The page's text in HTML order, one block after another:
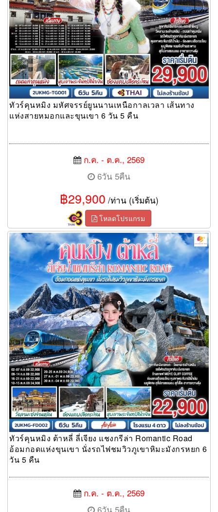
ทัวร์คุนหมิง มหัศจรรย์ยูนนานเหนือกาลเวลา เส้นทาง
แห่งสายหมอกและขุนเขา 6 วัน 5 คืน
ก.ค. - ต.ค., 2569
6วัน 5คืน
฿29,900 /ท่าน (เริ่มต้น)
โหลดโปรแกรม
ทัวร์คุนหมิง ต้าหลี่ ลี่เจียง แชงกรีล่า Romantic Road อ้อมกอดแห่ง
ขุนเขา นั่งรถไฟชมวิวภูเขาหิมะมังกรหยก 6 วัน 5 คืน
ทัวร์คุนหมิง ต้าหลี่ ลี่เจียง แชงกรีล่า Romantic Road
อ้อมกอดแห่งขุนเขา นั่งรถไฟชมวิวภูเขาหิมะมังกรหยก 6
วัน 5 คืน
ก.ค. - ต.ค., 2569
6วัน 5คืน